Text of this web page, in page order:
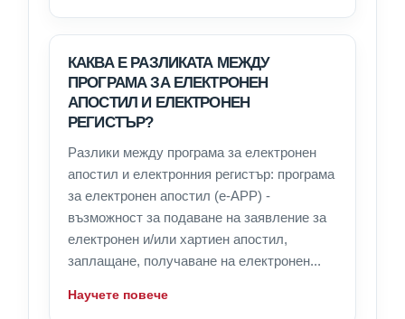
КАКВА Е РАЗЛИКАТА МЕЖДУ
ПРОГРАМА ЗА ЕЛЕКТРОНЕН
АПОСТИЛ И ЕЛЕКТРОНЕН
РЕГИСТЪР?
Разлики между програма за електронен
апостил и електронния регистър: програма
за електронен апостил (e-APP) -
възможност за подаване на заявление за
електронен и/или хартиен апостил,
заплащане, получаване на електронен...
Научете повече